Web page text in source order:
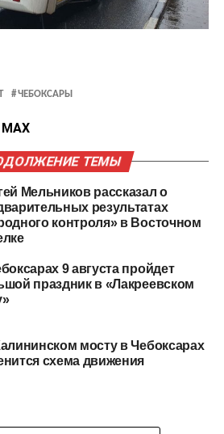
ЧЕБОКСАРЫ
ТЕМЫ
Мельников рассказал о
результатах
контроля» в Восточном
9 августа пройдет
праздник в «Лакреевском
мосту в Чебоксарах
схема движения